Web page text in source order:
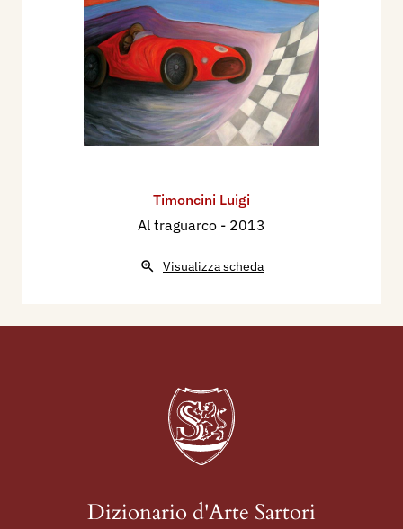
Timoncini Luigi
Al traguarco - 2013
Visualizza scheda
Dizionario d'Arte Sartori